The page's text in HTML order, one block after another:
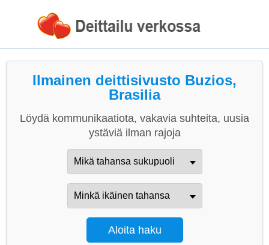
Ilmainen deittisivusto Buzios,
Brasilia
Löydä kommunikaatiota, vakavia suhteita, uusia
ystäviä ilman rajoja